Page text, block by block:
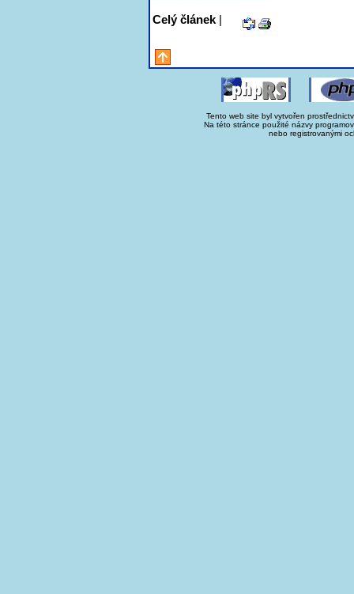
Celý článek |
Tento web site byl vytvořen
Na této stránce použité názvy
nebo registrovanými